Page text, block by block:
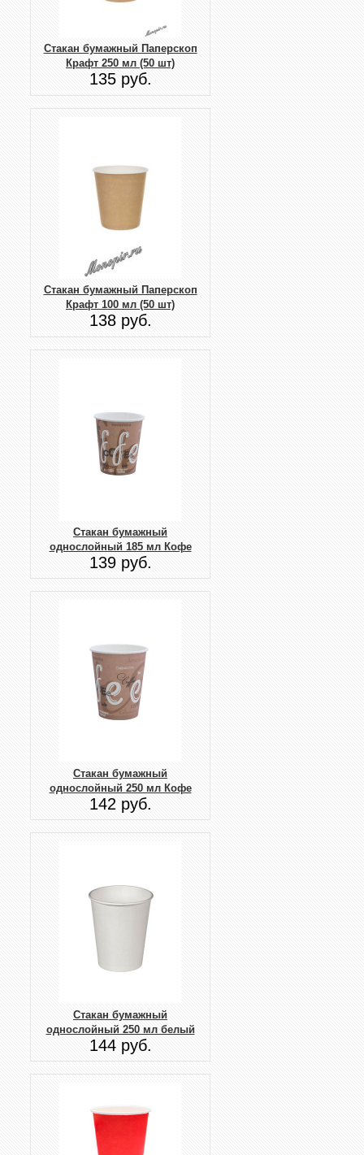
Стакан бумажный Паперскоп
Крафт 250 мл (50 шт)
135 руб.
Стакан бумажный Паперскоп
Крафт 100 мл (50 шт)
138 руб.
Стакан бумажный
однослойный 185 мл Кофе
139 руб.
Стакан бумажный
однослойный 250 мл Кофе
142 руб.
Стакан бумажный
однослойный 250 мл белый
144 руб.